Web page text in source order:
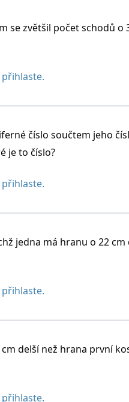
se zvětšil počet schodů
číslo součtem jeho
je to číslo?
jedna má hranu o 22
delší než hrana první